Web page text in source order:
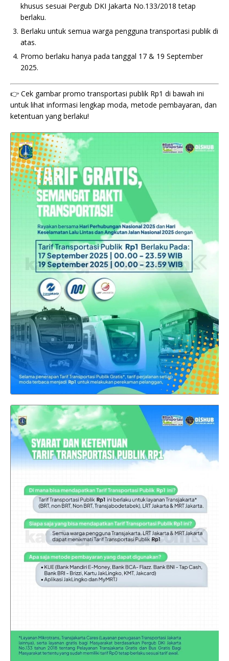
khusus sesuai Pergub DKI Jakarta No.133/2018 tetap
berlaku.
Berlaku untuk semua warga pengguna transportasi publik di
atas.
Promo berlaku hanya pada tanggal 17 & 19 September
2025.
👉 Cek gambar promo transportasi publik Rp1 di bawah ini
untuk lihat informasi lengkap moda, metode pembayaran, dan
ketentuan yang berlaku!